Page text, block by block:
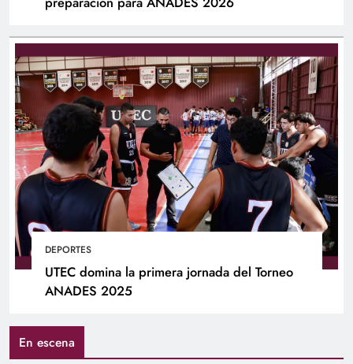
DEPORTES
UTEC domina la primera jornada del Torneo
ANADES 2025
En escena